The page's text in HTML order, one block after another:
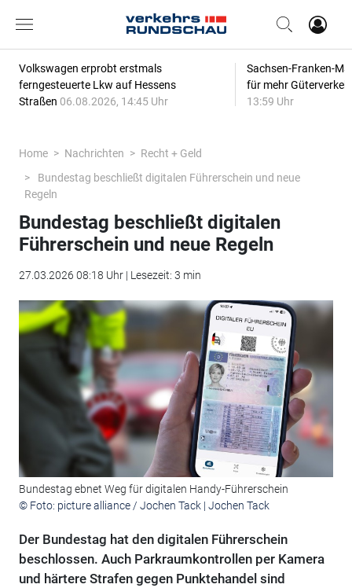
Volkswagen erprobt erstmals
ferngesteuerte Lkw auf Hessens
Straßen 06.08.2026, 14:45 Uhr
Sachsen-Franken-
für mehr
13:59 Uhr
Home Nachrichten
Recht + Geld
Bundestag beschließt digitalen Führerschein und neue
Regeln
Bundestag beschließt digitalen
Führerschein und neue Regeln
27.03.2026 08:18 Uhr | Lesezeit: 3 min
Bundestag ebnet Weg für digitalen Handy-Führerschein
© Foto: picture alliance / Jochen Tack | Jochen Tack
Der Bundestag hat den digitalen Führerschein
beschlossen. Auch Parkraumkontrollen per Kamera
und härtere Strafen gegen Punktehandel sind